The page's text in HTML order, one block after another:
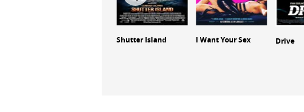
Shutter Island I Want Your Sex Drive